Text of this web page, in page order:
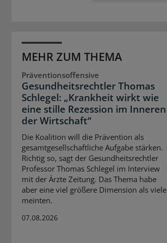
MEHR ZUM THEMA
Präventionsoffensive
Gesundheitsrechtler Thomas
Schlegel: „Krankheit wirkt wie
eine stille Rezession im Inneren
der Wirtschaft“
Die Koalition will die Prävention als
gesamtgesellschaftliche Aufgabe stärken.
Richtig so, sagt der Gesundheitsrechtler
Professor Thomas Schlegel im Interview
mit der Ärzte Zeitung. Das Thema habe
aber eine viel größere Dimension als viele
meinten.
07.08.2026